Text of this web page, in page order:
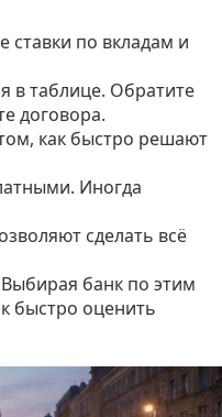
ставки по вкладам и
в таблице. Обратите
договора.
как быстро решают
Иногда
сделать всё
банк по этим
быстро оценить